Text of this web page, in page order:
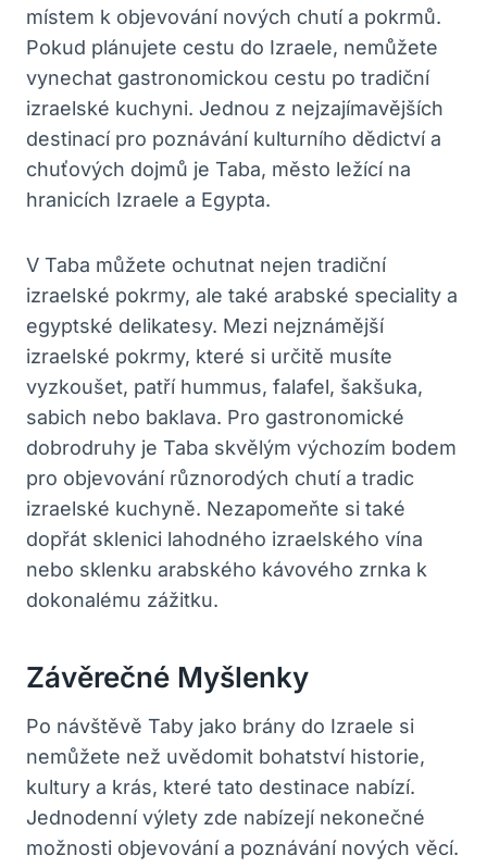
místem k objevování nových chutí a pokrmů.
Pokud plánujete cestu do Izraele, nemůžete
vynechat gastronomickou cestu po tradiční
izraelské kuchyni. Jednou z nejzajímavějších
destinací pro poznávání kulturního dědictví a
chuťových dojmů je Taba, město ležící na
hranicích Izraele a Egypta.
V Taba můžete ochutnat nejen tradiční
izraelské pokrmy, ale také arabské speciality a
egyptské delikatesy. Mezi nejznámější
izraelské pokrmy, které si určitě musíte
vyzkoušet, patří hummus, falafel, šakšuka,
sabich nebo baklava. Pro gastronomické
dobrodruhy je Taba skvělým výchozím bodem
pro objevování různorodých chutí a tradic
izraelské kuchyně. Nezapomeňte si také
dopřát sklenici lahodného izraelského vína
nebo sklenku arabského kávového zrnka k
dokonalému zážitku.
Závěrečné Myšlenky
Po návštěvě Taby jako brány do Izraele si
nemůžete než uvědomit bohatství historie,
kultury a krás, které tato destinace nabízí.
Jednodenní výlety zde nabízejí nekonečné
možnosti objevování a poznávání nových věcí.